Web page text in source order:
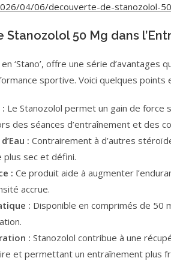
04/06/decouverte-de-stanozolol-
Stanozolol 50 Mg dans
‘Stano’, offre une série d’avantages
sportive. Voici quelques points
Le Stanozolol permet un gain de force
des séances d’entraînement et des
: Contrairement à d’autres
plus sec et défini.
: Ce produit aide à augmenter
accrue.
: Disponible en comprimés de 50
: Stanozolol contribue à une
et permettant un entraînement plus